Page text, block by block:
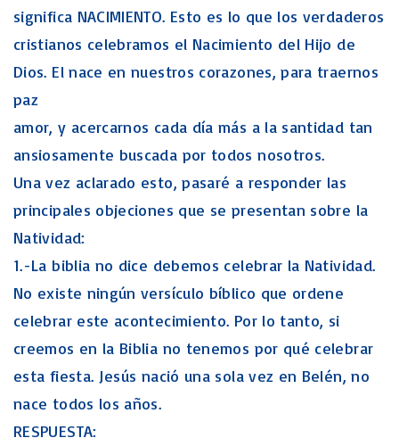
significa NACIMIENTO. Esto es lo que los verdaderos
cristianos celebramos el Nacimiento del Hijo de
Dios. El nace en nuestros corazones, para traernos
paz
amor, y acercarnos cada día más a la santidad tan
ansiosamente buscada por todos nosotros.
Una vez aclarado esto, pasaré a responder las
principales objeciones que se presentan sobre la
Natividad:
1.-La biblia no dice debemos celebrar la Natividad.
No existe ningún versículo bíblico que ordene
celebrar este acontecimiento. Por lo tanto, si
creemos en la Biblia no tenemos por qué celebrar
esta fiesta. Jesús nació una sola vez en Belén, no
nace todos los años.
RESPUESTA: